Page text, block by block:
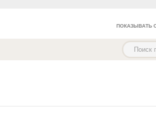
ПОКАЗЫВАТЬ